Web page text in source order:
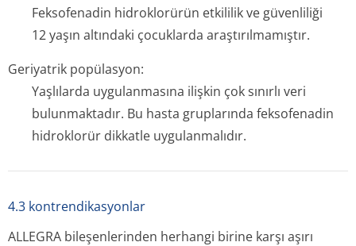
Feksofenadin hidroklorürün etkililik ve güvenliliği
12 yaşın altındaki çocuklarda araştırılmamıştır.
Geriyatrik popülasyon:
Yaşlılarda uygulanmasına ilişkin çok sınırlı veri
bulunmaktadır. Bu hasta gruplarında feksofenadin
hidroklorür dikkatle uygulanmalıdır.
4.3 kontrendikasyonlar
ALLEGRA bileşenlerinden herhangi birine karşı aşırı